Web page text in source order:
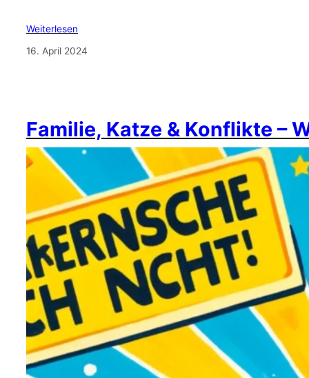
Weiterlesen
16. April 2024
Familie, Katze & Konflikte –